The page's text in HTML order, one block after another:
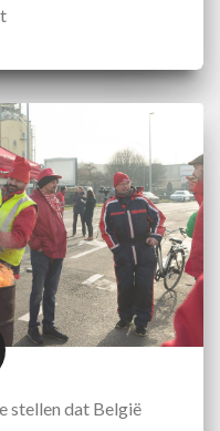
stellen dat België